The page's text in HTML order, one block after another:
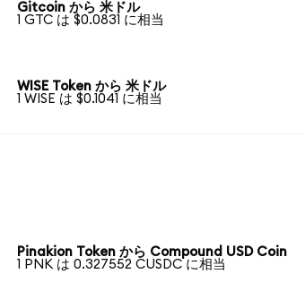
Gitcoin から 米ドル
1 GTC は $0.0831 に相当
WISE Token から 米ドル
1 WISE は $0.1041 に相当
Pinakion Token から Compound USD Coin
1 PNK は 0.327552 CUSDC に相当